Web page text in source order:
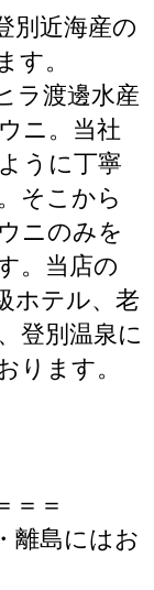
別近海産の
す。
ラ渡邊水産
ニ。当社
うに丁寧
そこから
ニのみを
。当店の
ホテル、老
登別温泉に
ります。
＝＝
離島にはお